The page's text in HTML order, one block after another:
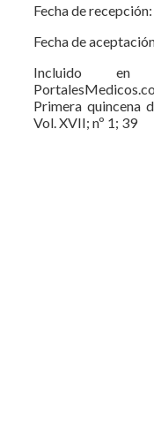
Fecha de
Fecha de
Incluido en
Primera quincena
Vol. XVII; nº 1; 39